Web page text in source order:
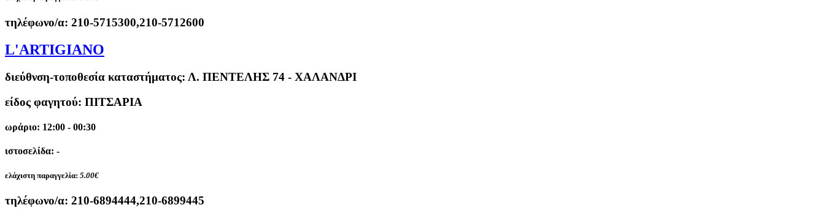
τηλέφωνο/α: 210-5715300,210-5712600
L'ARTIGIANO
διεύθνση-τοποθεσία καταστήματος: Λ. ΠΕΝΤΕΛΗΣ 74 - ΧΑΛΑΝΔΡΙ
είδος φαγητού: ΠΙΤΣΑΡΙΑ
ωράριο: 12:00 - 00:30
ιστοσελίδα: -
ελάχιστη παραγγελία: 5.00€
τηλέφωνο/α: 210-6894444,210-6899445